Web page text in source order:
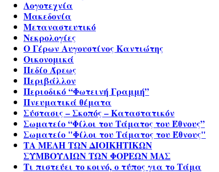
Λογοτεχνία
Μακεδονία
Μεταναστευτικό
Νεκρολογίες
Ο Γέρων Αυγουστίνος Καντιώτης
Οικονομικά
Πεδίο Άρεως
Περιβάλλον
Περιοδικό “Φωτεινή Γραμμή”
Πνευματικά θέματα
Σύστασις – Σκοπός – Καταστατικόν
Σωματείο “Φίλοι του Τάματος του Έθνους”
Σωματείο "Φίλοι του Τάματος του Έθνους"
ΤΑ ΜΕΛΗ ΤΩΝ ΔΙΟΙΚΗΤΙΚΩΝ
ΣΥΜΒΟΥΛΙΩΝ ΤΩΝ ΦΟΡΕΩΝ ΜΑΣ
Τι πιστεύει το κοινό, ο τύπος για το Τάμα